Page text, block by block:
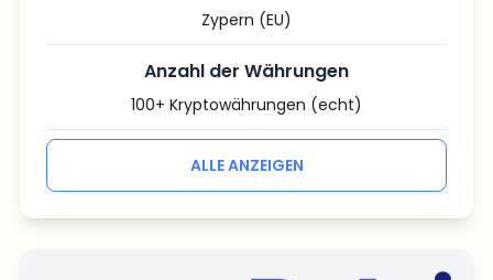
Zypern (EU)
Anzahl der Währungen
100+ Kryptowährungen (echt)
ALLE ANZEIGEN